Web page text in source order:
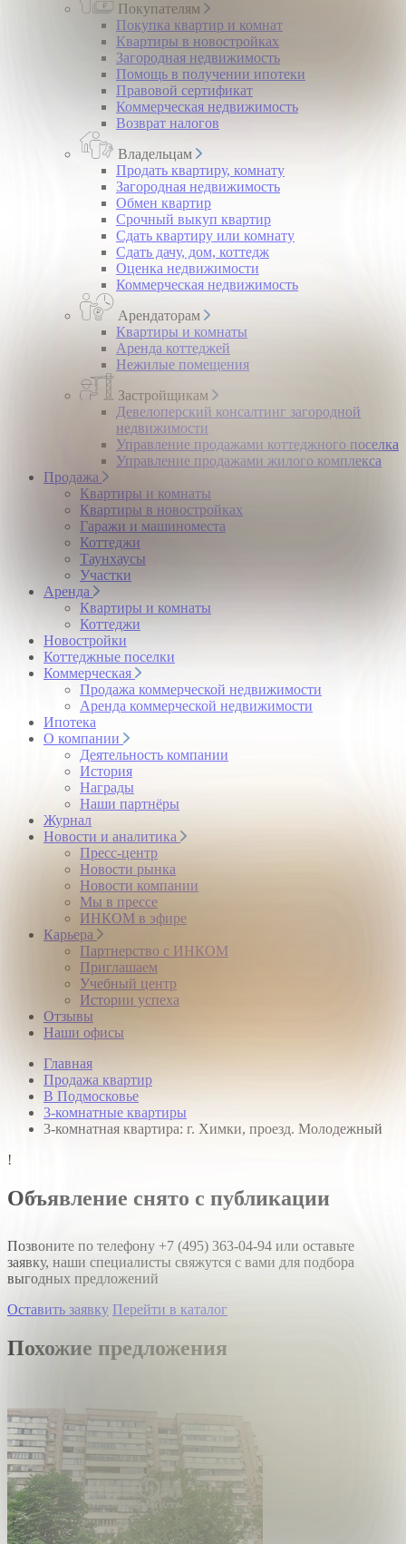
Покупателям
Покупка квартир и комнат
Квартиры в новостройках
Загородная недвижимость
Помощь в получении ипотеки
Правовой сертификат
Коммерческая недвижимость
Возврат налогов
Владельцам
Продать квартиру, комнату
Загородная недвижимость
Обмен квартир
Срочный выкуп квартир
Сдать квартиру или комнату
Сдать дачу, дом, коттедж
Оценка недвижимости
Коммерческая недвижимость
Арендаторам
Квартиры и комнаты
Аренда коттеджей
Нежилые помещения
Застройщикам
Девелоперский консалтинг загородной
недвижимости
Управление продажами коттеджного поселка
Управление продажами жилого комплекса
Продажа
Квартиры и комнаты
Квартиры в новостройках
Гаражи и машиноместа
Коттеджи
Таунхаусы
Участки
Аренда
Квартиры и комнаты
Коттеджи
Новостройки
Коттеджные поселки
Коммерческая
Продажа коммерческой недвижимости
Аренда коммерческой недвижимости
Ипотека
О компании
Деятельность компании
История
Награды
Наши партнёры
Журнал
Новости и аналитика
Пресс-центр
Новости рынка
Новости компании
Мы в прессе
ИНКОМ в эфире
Карьера
Партнерство с ИНКОМ
Приглашаем
Учебный центр
Истории успеха
Отзывы
Наши офисы
Главная
Продажа квартир
В Подмосковье
3-комнатные квартиры
3-комнатная квартира: г. Химки, проезд. Молодежный
!
Объявление снято с публикации
Позвоните по телефону +7 (495) 363-04-94 или оставьте
заявку, наши специалисты свяжутся с вами для подбора
выгодных предложений
Оставить заявку Перейти в каталог
Похожие предложения